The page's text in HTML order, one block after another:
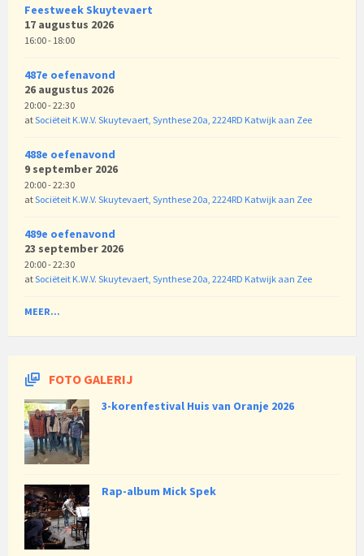
Feestweek Skuytevaert
17 augustus 2026
16:00 - 18:00
487e oefenavond
26 augustus 2026
20:00 - 22:30
atSociëteit K.W.V. Skuytevaert, Synthese 20a, 2224RD Katwijk aan Zee
488e oefenavond
9 september 2026
20:00 - 22:30
atSociëteit K.W.V. Skuytevaert, Synthese 20a, 2224RD Katwijk aan Zee
489e oefenavond
23 september 2026
20:00 - 22:30
atSociëteit K.W.V. Skuytevaert, Synthese 20a, 2224RD Katwijk aan Zee
MEER...
FOTO GALERIJ
3-korenfestival Huis van Oranje 2026
Rap-album Mick Spek